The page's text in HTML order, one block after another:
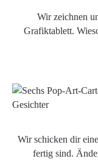
Wir zeichnen
Grafiktablett.
Wir schicken dir
fertig sind.